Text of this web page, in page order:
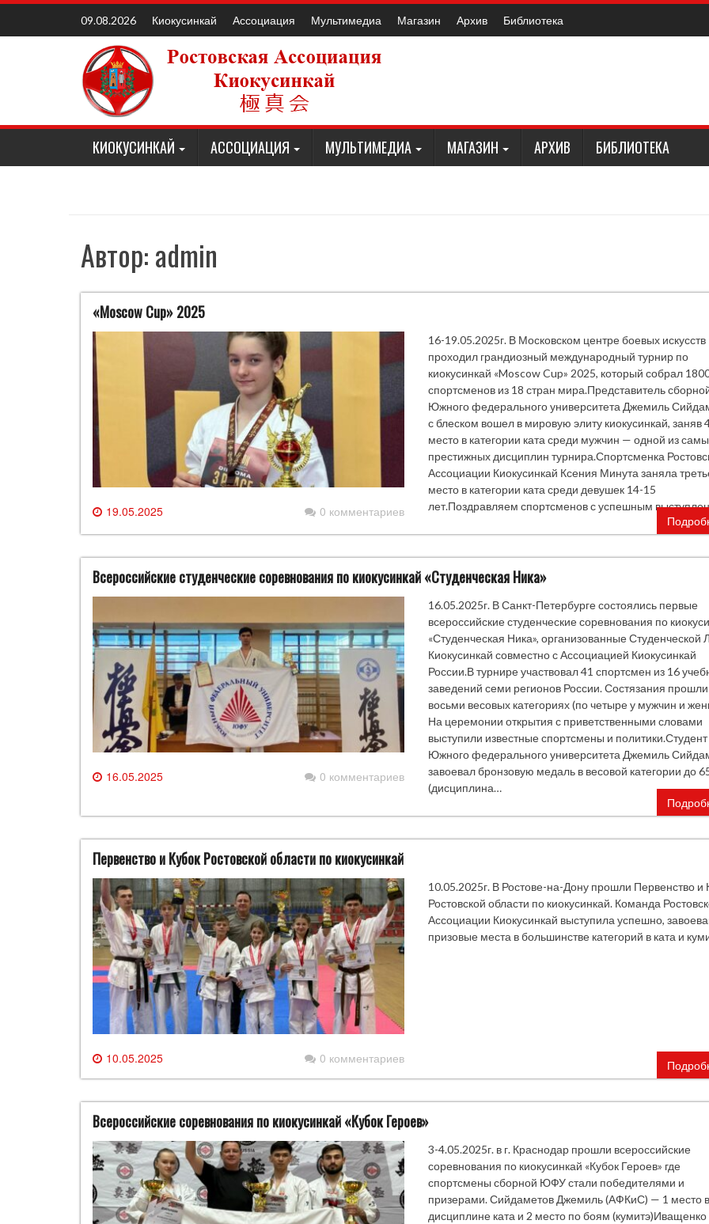
Наверх
09.08.2026 Киокусинкай Ассоциация Мультимедиа Магазин Архив Библиотека
КИОКУСИНКАЙ АССОЦИАЦИЯ МУЛЬТИМЕДИА МАГАЗИН АРХИВ БИБЛИОТЕКА
Автор:admin
«Moscow Cup» 2025
19.05.2025 0 комментариев
16-19.05.2025г. В Московском центре боевых искусств
проходил грандиозный международный турнир по
киокусинкай «Moscow Cup» 2025, который собрал
спортсменов из 18 стран мира.Представитель
Южного федерального университета Джемиль
с блеском вошел в мировую элиту киокусинкай, заняв
место в категории ката среди мужчин — одной из
престижных дисциплин турнира.Спортсменка
Ассоциации Киокусинкай Ксения Минута заняла
место в категории ката среди девушек 14-15
лет.Поздравляем спортсменов с успешным
Всероссийские студенческие соревнования по киокусинкай «Студенческая Ника»
16.05.2025 0 комментариев
16.05.2025г. В Санкт-Петербурге состоялись первые
всероссийские студенческие соревнования по
«Студенческая Ника», организованные Студенческой
Киокусинкай совместно с Ассоциацией Киокусинкай
России.В турнире участвовал 41 спортсмен из 16
заведений семи регионов России. Состязания прошли
восьми весовых категориях (по четыре у мужчин и
На церемонии открытия с приветственными словами
выступили известные спортсмены и политики.Студент
Южного федерального университета Джемиль
завоевал бронзовую медаль в весовой категории до
(дисциплина…
Первенство и Кубок Ростовской области по киокусинкай
10.05.2025 0 комментариев
10.05.2025г. В Ростове-на-Дону прошли Первенство и
Ростовской области по киокусинкай. Команда
Ассоциации Киокусинкай выступила успешно,
призовые места в большинстве категорий в ката и
Всероссийские соревнования по киокусинкай «Кубок Героев»
3-4.05.2025г. в г. Краснодар прошли всероссийские
соревнования по киокусинкай «Кубок Героев» где
спортсмены сборной ЮФУ стали победителями и
призерами. Сийдаметов Джемиль (АФКиС) — 1 место в
дисциплине ката и 2 место по боям